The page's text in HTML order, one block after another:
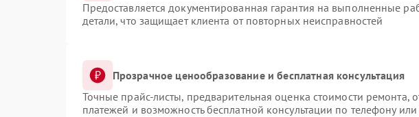
Предоставляется документированная гарантия на выполненные
детали, что защищает клиента от повторных неисправностей
Прозрачное ценообразование и бесплатная консультация
Точные прайс-листы, предварительная оценка стоимости ремонта,
платежей и возможность бесплатной консультации по телефону